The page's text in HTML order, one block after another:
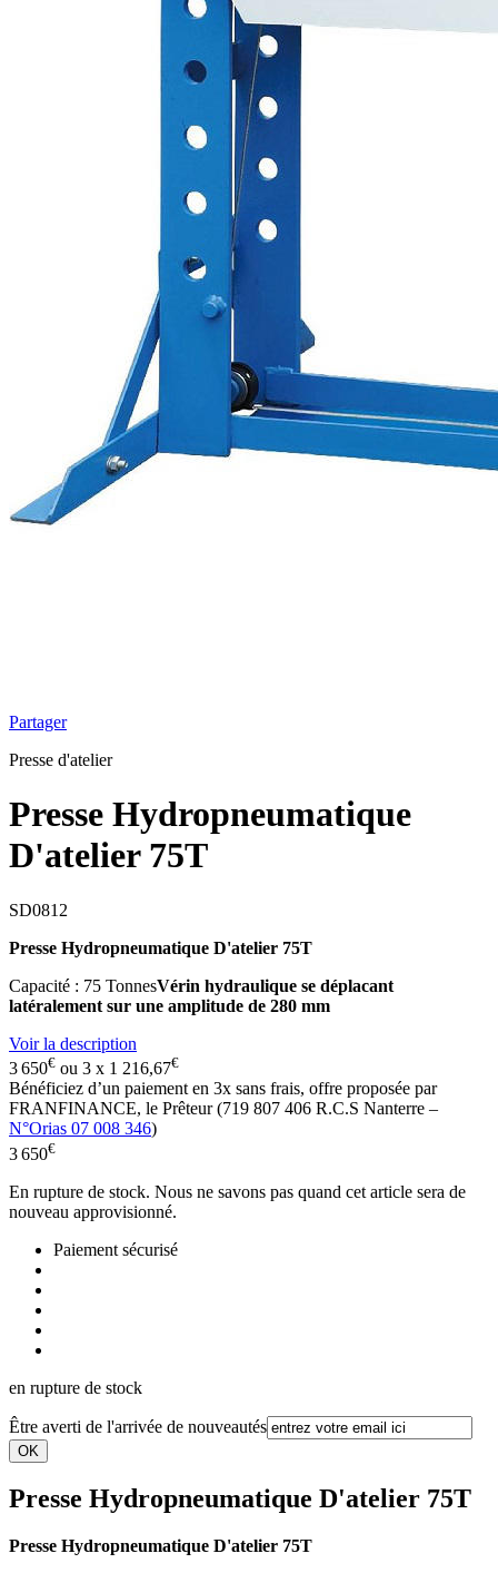
Partager
Presse d'atelier
Presse Hydropneumatique
D'atelier 75T
SD0812
Presse Hydropneumatique D'atelier 75T
Capacité : 75 TonnesVérin hydraulique se déplacant
latéralement sur une amplitude de 280 mm
Voir la description
3 650€ ou 3 x 1 216,67€
Bénéficiez d’un paiement en 3x sans frais, offre proposée par
FRANFINANCE, le Prêteur (719 807 406 R.C.S Nanterre –
N°Orias 07 008 346)
3 650€
En rupture de stock. Nous ne savons pas quand cet article sera de
nouveau approvisionné.
Paiement sécurisé
en rupture de stock
Être averti de l'arrivée de nouveautés
Presse Hydropneumatique D'atelier 75T
Presse Hydropneumatique D'atelier 75T